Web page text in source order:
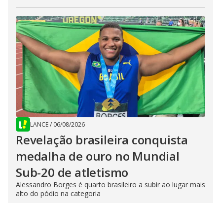
LANCE/ 06/08/2026
Revelação brasileira conquista
medalha de ouro no Mundial
Sub-20 de atletismo
Alessandro Borges é quarto brasileiro a subir ao lugar mais
alto do pódio na categoria